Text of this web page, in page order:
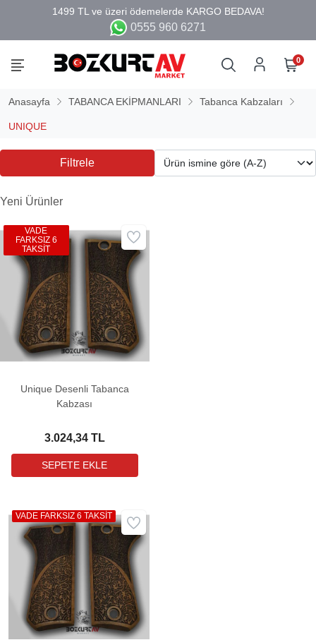
0555 960 6271
0
Anasayfa TABANCA EKİPMANLARI Tabanca Kabzaları
UNIQUE
Filtrele
Yeni Ürünler
Unique Desenli Tabanca
Kabzası
3.024,34 TL
VADE
FARKSIZ 6
TAKSİT
VADE FARKSIZ 6 TAKSİT